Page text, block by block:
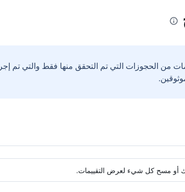
من الحجوزات التي تم التحقق منها فقط والتي تم
أو مسح كل شيء لعرض التقييمات.